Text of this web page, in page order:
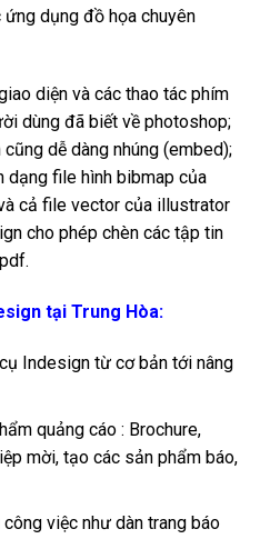
dụng đồ họa chuyên
diện và các thao tác phím
dùng đã biết về photoshop;
dễ dàng nhúng (embed);
dạng file hình bibmap của
cả file vector của illustrator
cho phép chèn các tập tin
tại Trung Hòa:
Indesign từ cơ bản tới nâng
quảng cáo : Brochure,
mời, tạo các sản phẩm báo,
việc như dàn trang báo